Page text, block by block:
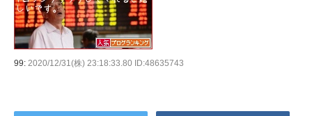
99: 2020/12/31(株) 23:18:33.80 ID:48635743